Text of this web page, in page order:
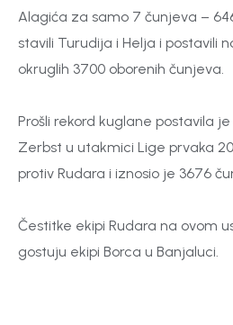
Alagića za samo 7 čunjeva –
stavili Turudija i Helja i postavili
okruglih 3700 oborenih čunjeva.
Prošli rekord kuglane postavila je
Zerbst u utakmici Lige prvaka
protiv Rudara i iznosio je 3676
Čestitke ekipi Rudara na ovom
gostuju ekipi Borca u Banjaluci.